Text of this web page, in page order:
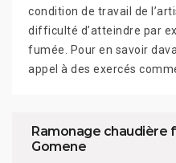
condition de travail de
difficulté d’atteindre par
fumée. Pour en savoir
appel à des exercés comme
Ramonage chaudière
Gomene